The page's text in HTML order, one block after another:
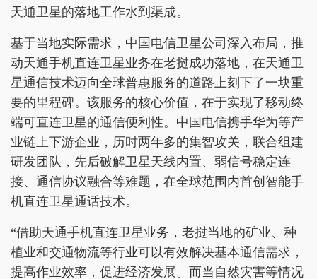
天通卫星的落地工作水到渠成。
基于当地实际需求，中国电信卫星公司深入布局，推
动天通手机直连卫星业务在老挝成功落地，在天通卫
星通信技术迈向全球普惠服务的道路上刻下了一块重
要的里程碑。该服务的核心价值，在于实现了移动终
端可直连卫星的通信便利性。中国电信携手华为等产
业链上下游企业，历时两年多的集智攻关，联合组建
研发团队，先后破解卫星天线内置、弱信号稳定连
接、通信协议融合等难题，在全球范围内首创智能手
机直连卫星通话技术。
“借助天通手机直连卫星业务，老挝当地的矿业、种
植业和交通物流等行业可以有效解决基本通信需求，
提高作业效率，促进经济发展。而当自然灾害等情况